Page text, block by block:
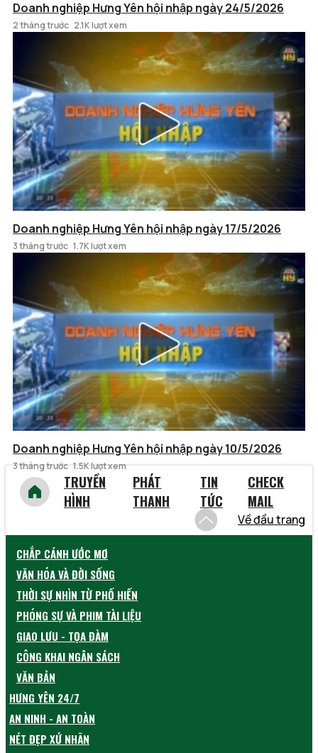
Doanh nghiệp Hưng Yên hội nhập ngày 24/5/2026
2 tháng trước 2.1K lượt xem
Doanh nghiệp Hưng Yên hội nhập ngày 17/5/2026
3 tháng trước 1.7K lượt xem
Doanh nghiệp Hưng Yên hội nhập ngày 10/5/2026
3 tháng trước 1.5K lượt xem
TRUYỀN
HÌNH
PHÁT
THANH
TIN
TỨC
CHECK
MAIL
Về đầu trang
CHẮP CÁNH ƯỚC MƠ
VĂN HÓA VÀ ĐỜI SỐNG
THỜI SỰ NHÌN TỪ PHỐ HIẾN
PHÓNG SỰ VÀ PHIM TÀI LIỆU
GIAO LƯU - TỌA ĐÀM
CÔNG KHAI NGÂN SÁCH
VĂN BẢN
HƯNG YÊN 24/7
AN NINH - AN TOÀN
NÉT ĐẸP XỨ NHÃN